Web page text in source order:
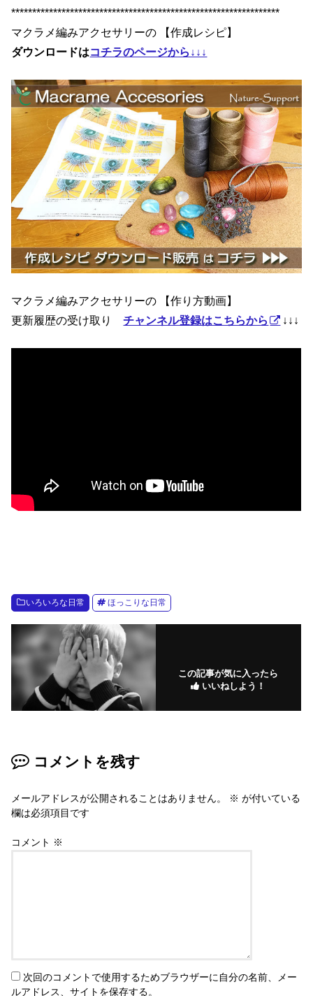
****************************************************************
マクラメ編みアクセサリーの 【作成レシピ】
ダウンロードはコチラのページから↓↓↓
マクラメ編みアクセサリーの 【作り方動画】
更新履歴の受け取りチャンネル登録はこちらから ↓↓↓
いろいろな日常 ほっこりな日常
この記事が気に入ったら
いいねしよう！
コメントを残す
メールアドレスが公開されることはありません。 ※ が付いている
欄は必須項目です
コメント ※
次回のコメントで使用するためブラウザーに自分の名前、メー
ルアドレス、サイトを保存する。